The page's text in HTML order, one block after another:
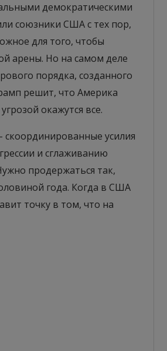
демократическими
союзники США с тех пор,
для того, чтобы
арены. Но на самом деле
порядка, созданного
решит, что Америка
окажутся все.
усилия
и сглаживанию
продержаться так,
года. Когда в США
точку в том, что на